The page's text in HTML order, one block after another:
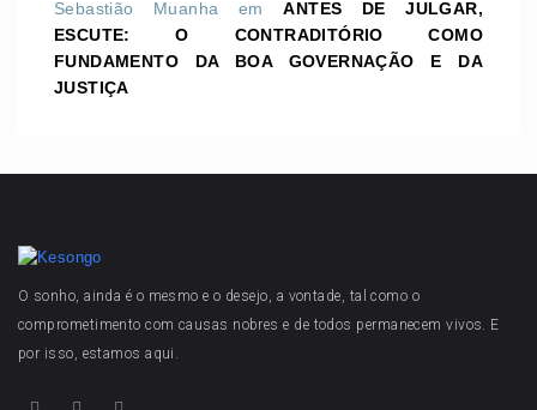
Sebastião Muanha emANTES DE JULGAR,
ESCUTE: O CONTRADITÓRIO COMO
FUNDAMENTO DA BOA GOVERNAÇÃO E DA
JUSTIÇA
O sonho, ainda é o mesmo e o desejo, a vontade, tal como o
comprometimento com causas nobres e de todos permanecem vivos. E
por isso, estamos aqui.